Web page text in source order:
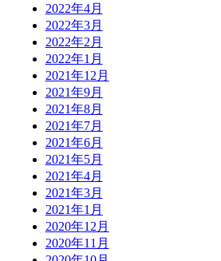
2022年4月
2022年3月
2022年2月
2022年1月
2021年12月
2021年9月
2021年8月
2021年7月
2021年6月
2021年5月
2021年4月
2021年3月
2021年1月
2020年12月
2020年11月